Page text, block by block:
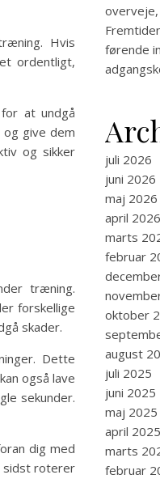
Hvis
ordentligt,
at undgå
give dem
og sikker
træning.
forskellige
skader.
Dette
også lave
sekunder.
dig med
sidst roterer
førende
juli 2026
juni 2026
maj 2026
april 2026
marts
februar
oktober
august
juli 2025
juni 2025
maj 2025
april 2025
marts
februar